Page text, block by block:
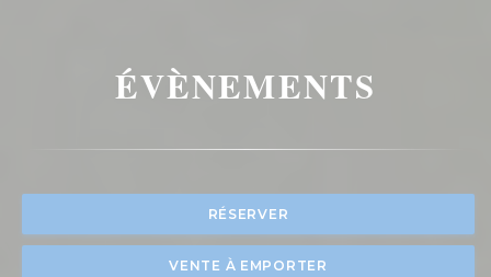
ÉVÈNEMENTS
RÉSERVER
VENTE À EMPORTER